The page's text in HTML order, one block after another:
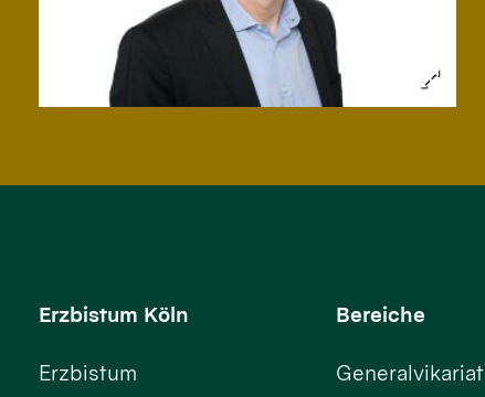
Erzbistum Köln
Erzbistum
Bereiche
Generalvikariat